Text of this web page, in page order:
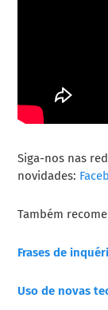
Siga-nos nas
novidades:
Também
Frases de
Uso de novas